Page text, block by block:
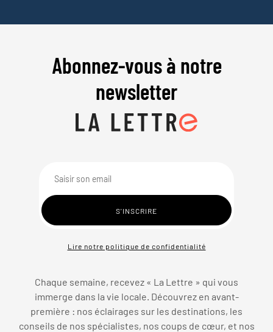
Abonnez-vous à notre
newsletter
Lire notre politique de confidentialité
Chaque semaine, recevez « La Lettre » qui vous
immerge dans la vie locale. Découvrez en avant-
première : nos éclairages sur les destinations, les
conseils de nos spécialistes, nos coups de cœur, et nos